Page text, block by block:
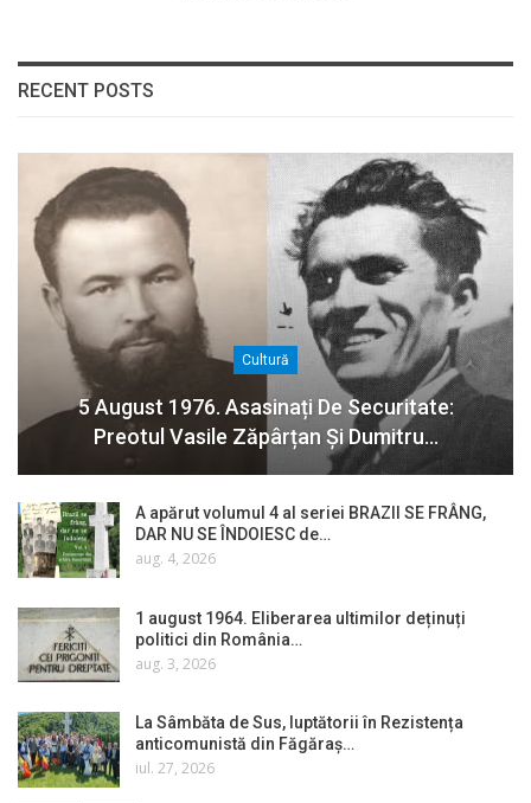
RECENT POSTS
Cultură
5 August 1976. Asasinați De Securitate:
Preotul Vasile Zăpârțan Și Dumitru…
A apărut volumul 4 al seriei BRAZII SE FRÂNG,
DAR NU SE ÎNDOIESC de…
aug. 4, 2026
1 august 1964. Eliberarea ultimilor deținuți
politici din România…
aug. 3, 2026
La Sâmbăta de Sus, luptătorii în Rezistența
anticomunistă din Făgăraș…
iul. 27, 2026